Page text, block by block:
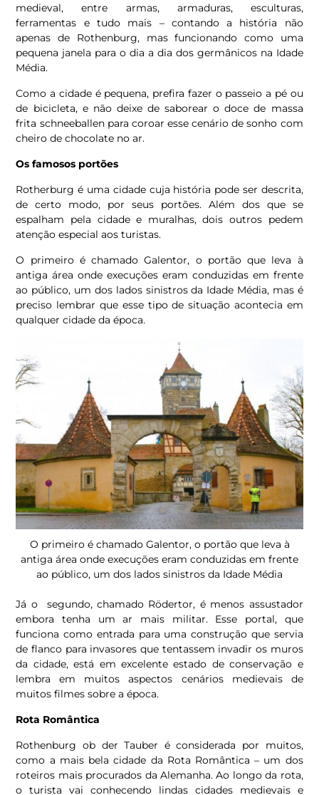
medieval, entre armas, armaduras, esculturas,
ferramentas e tudo mais – contando a história não
apenas de Rothenburg, mas funcionando como uma
pequena janela para o dia a dia dos germânicos na Idade
Média.
Como a cidade é pequena, prefira fazer o passeio a pé ou
de bicicleta, e não deixe de saborear o doce de massa
frita schneeballen para coroar esse cenário de sonho com
cheiro de chocolate no ar.
Os famosos portões
Rotherburg é uma cidade cuja história pode ser descrita,
de certo modo, por seus portões. Além dos que se
espalham pela cidade e muralhas, dois outros pedem
atenção especial aos turistas.
O primeiro é chamado Galentor, o portão que leva à
antiga área onde execuções eram conduzidas em frente
ao público, um dos lados sinistros da Idade Média, mas é
preciso lembrar que esse tipo de situação acontecia em
qualquer cidade da época.
O primeiro é chamado Galentor, o portão que leva à
antiga área onde execuções eram conduzidas em frente
ao público, um dos lados sinistros da Idade Média
Já o segundo, chamado Rödertor, é menos assustador
embora tenha um ar mais militar. Esse portal, que
funciona como entrada para uma construção que servia
de flanco para invasores que tentassem invadir os muros
da cidade, está em excelente estado de conservação e
lembra em muitos aspectos cenários medievais de
muitos filmes sobre a época.
Rota Romântica
Rothenburg ob der Tauber é considerada por muitos,
como a mais bela cidade da Rota Romântica – um dos
roteiros mais procurados da Alemanha. Ao longo da rota,
o turista vai conhecendo lindas cidades medievais e